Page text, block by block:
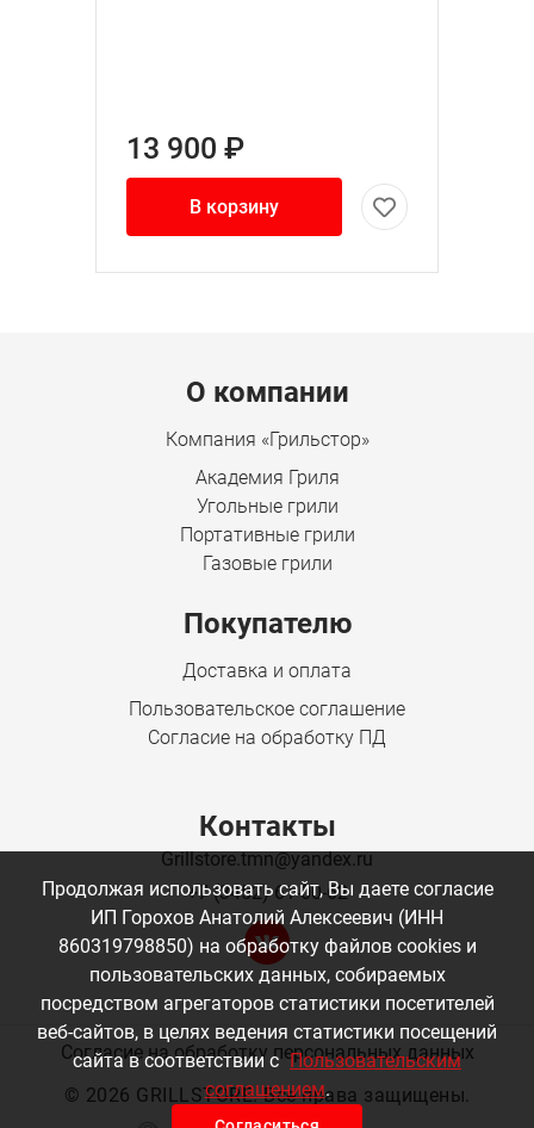
13 900 ₽
В корзину
Menu footerО компании
Компания «Грильстор»
Академия Гриля
Угольные грили
Портативные грили
Газовые грили
Покупателю
Доставка и оплата
Пользовательское соглашение
Согласие на обработку ПД
Контакты
Grillstore.tmn@yandex.ru
+7 (3452) 61-00-62
© 2026 GRILLSTORE. Все права защищены.
Согласие на обработку персональных данных
Продолжая использовать сайт, Вы даете согласие
ИП Горохов Анатолий Алексеевич (ИНН
860319798850) на обработку файлов cookies и
пользовательских данных, собираемых
посредством агрегаторов статистики посетителей
веб-сайтов, в целях ведения статистики посещений
сайта в соответствии с Пользовательским
соглашением.